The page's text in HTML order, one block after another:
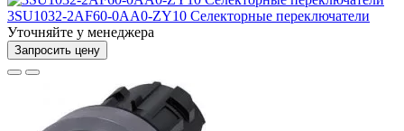
3SU1032-2AF60-0AA0-ZY10 Селекторные переключатели
Уточняйте у менеджера
Запросить цену